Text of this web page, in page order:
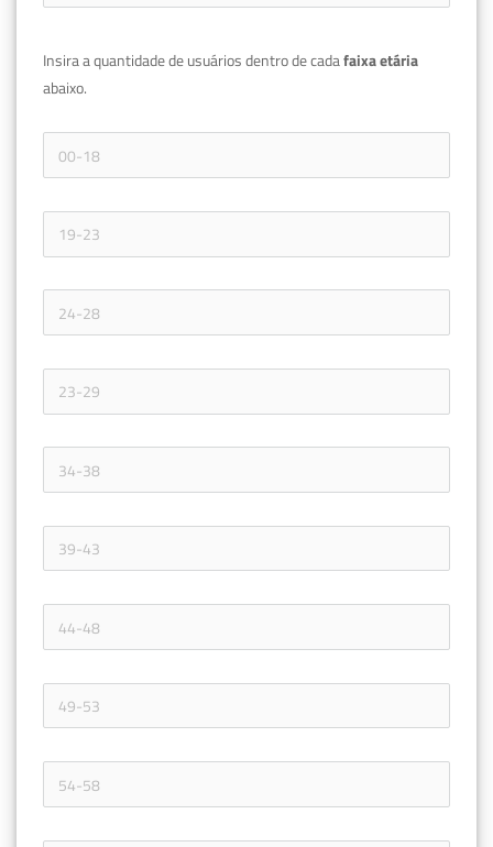
Insira a quantidade de usuários dentro de cada
abaixo.